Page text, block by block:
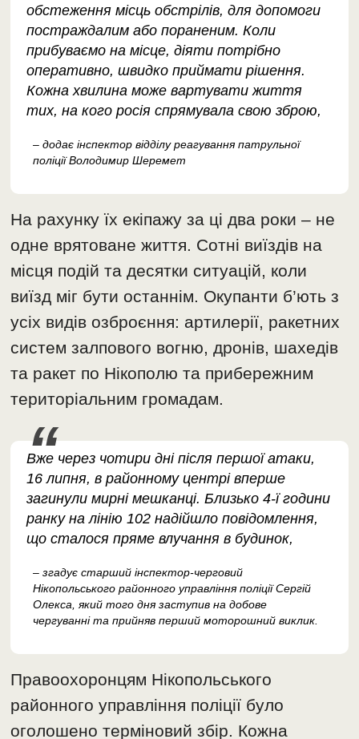
обстеження місць обстрілів, для допомоги
постраждалим або пораненим. Коли
прибуваємо на місце, діяти потрібно
оперативно, швидко приймати рішення.
Кожна хвилина може вартувати життя
тих, на кого росія спрямувала свою зброю,
– додає інспектор відділу реагування патрульної
поліції Володимир Шеремет
На рахунку їх екіпажу за ці два роки – не
одне врятоване життя. Сотні виїздів на
місця подій та десятки ситуацій, коли
виїзд міг бути останнім. Окупанти б’ють з
усіх видів озброєння: артилерії, ракетних
систем залпового вогню, дронів, шахедів
та ракет по Нікополю та прибережним
територіальним громадам.
Вже через чотири дні після першої атаки,
16 липня, в районному центрі вперше
загинули мирні мешканці. Близько 4-ї години
ранку на лінію 102 надійшло повідомлення,
що сталося пряме влучання в будинок,
– згадує старший інспектор-черговий
Нікопольського районного управління поліції Сергій
Олекса, який того дня заступив на добове
чергуванні та прийняв перший моторошний виклик.
Правоохоронцям Нікопольського
районного управління поліції було
оголошено терміновий збір. Кожна